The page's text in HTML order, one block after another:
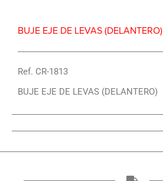
BUJE EJE DE LEVAS (DELANTERO)
Ref. CR-1813
BUJE EJE DE LEVAS (DELANTERO)